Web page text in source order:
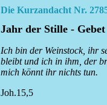
Die Kurzandacht Nr.
Jahr der Stille - Gebet
Ich bin der Weinstock, ihr
bleibt und ich in ihm, der
mich könnt ihr nichts tun.
Joh.15,5